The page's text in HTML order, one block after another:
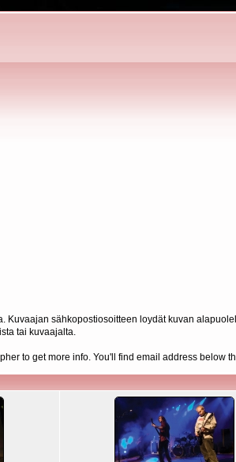
Kuvaajan sähkopostiosoitteen loydät kuvan
tai kuvaajalta.
to get more info. You'll find email address below